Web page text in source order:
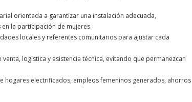
orientada a garantizar una instalación adecuada,
la participación de mujeres.
locales y referentes comunitarios para ajustar cada
logística y asistencia técnica, evitando que permanezcan
hogares electrificados, empleos femeninos generados, ahorros